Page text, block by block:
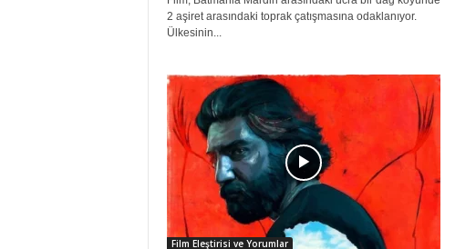
2 aşiret arasındaki toprak çatışmasına odaklanıyor.
Ülkesinin...
Film Eleştirisi ve Yorumlar